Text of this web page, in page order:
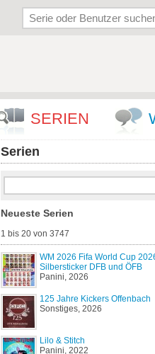
SERIEN
Serien
Neueste Serien
1 bis 20 von 3747
WM 2026 Fifa World Cup
Silbersticker DFB und ÖFB
Panini, 2026
125 Jahre Kickers Offenbach
Sonstiges, 2026
Lilo & Stitch
Panini, 2022